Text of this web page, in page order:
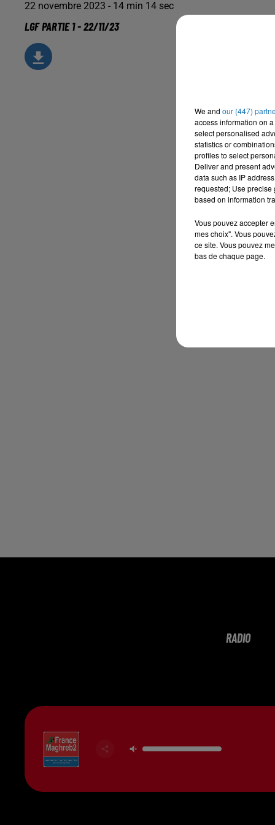
22 novembre 2023 - 14 min 14 sec
LGF PARTIE 1 - 22/11/23
RADIO
We and our (447)
access information on
select personalised
statistics or
profiles to select
Deliver and present
data such as IP
requested; Use precise
based on information
Vous pouvez accepter
mes choix". Vous
ce site. Vous pouvez
bas de chaque page.